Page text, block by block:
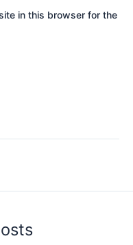
in this browser for the